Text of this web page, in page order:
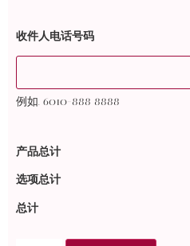
收件人电话号码
例如. 6010-888 8888
产品总计
选项总计
总计